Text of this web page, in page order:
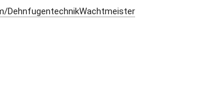
DehnfugentechnikWachtmeister